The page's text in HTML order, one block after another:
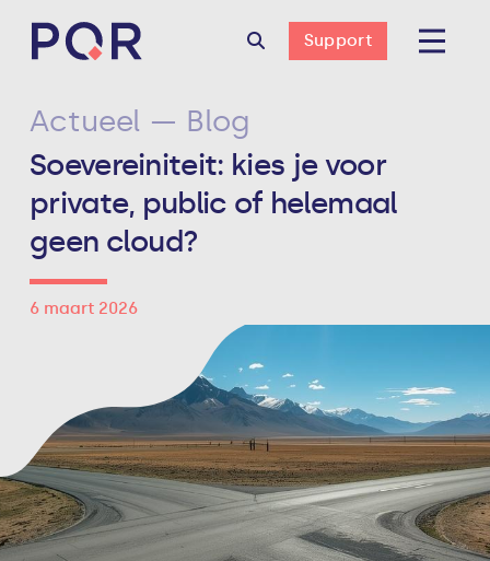
Support
Actueel — Blog
Soevereiniteit: kies je voor
private, public of helemaal
geen cloud?
6 maart 2026